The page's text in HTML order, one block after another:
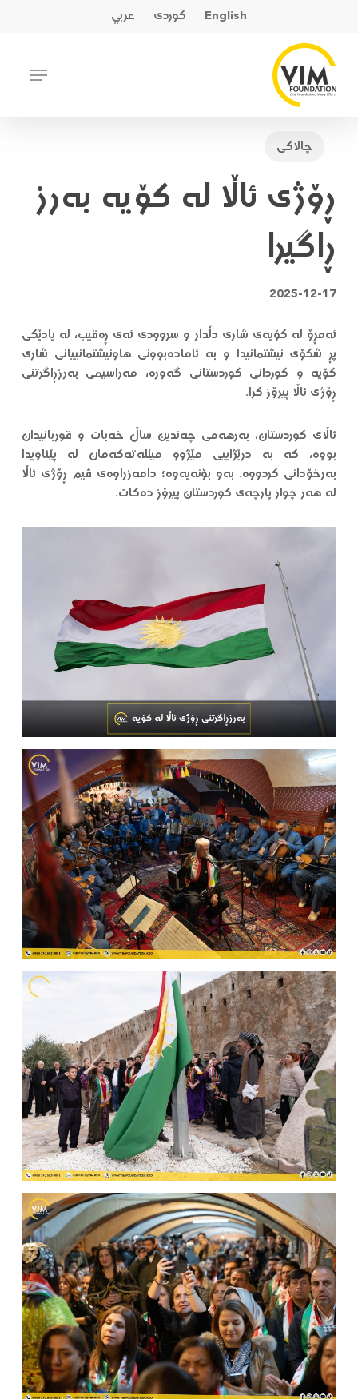
content
English کوردی عربي
Menu
چالاکی
ڕۆژی ئاڵا لە کۆیە بەرز
ڕاگیرا
2025-12-17
ئەمڕۆ لە کۆیەی شاری دڵدار و سروودی ئەی ڕەقیب، لە یادێکی
پڕ شکۆی نیشتمانیدا و بە ئامادەبوونی هاونیشتمانییانی شاری
کۆیە و کوردانی کوردستانی گەورە، مەراسیمی بەرزڕاگرتنی
ڕۆژی ئاڵا پیرۆز کرا.
ئاڵای کوردستان، بەرهەمی چەندین ساڵ خەبات و قوربانیدان
بووە، کە بە درێژاییی مێژوو میللەتەکەمان لە پێناویدا
بەرخۆدانی کردووە. بەو بۆنەیەوە؛ دامەزراوەی ڤیم ڕۆژی ئاڵا
لە هەر چوار پارچەی کوردستان پیرۆز دەکات.
Close
Menu